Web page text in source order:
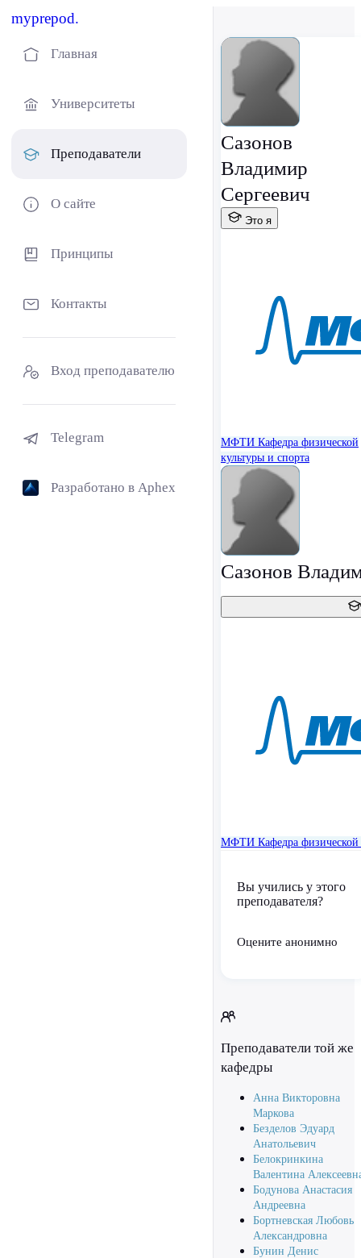
myprepod.
Главная
Университеты
Преподаватели
О сайте
Принципы
Контакты
Вход преподавателю
Telegram
Разработано в Aphex
Сазонов
Владимир
Сергеевич
Это я
МФТИ Кафедра физической
культуры и спорта
Сазонов
МФТИ Кафедра физической
Вы учились у этого
преподавателя?
Оцените анонимно
Преподаватели той же
кафедры
Анна Викторовна
Маркова
Безделов Эдуард
Анатольевич
Белокринкина
Валентина
Бодунова Анастасия
Андреевна
Бортневская Любовь
Александровна
Бунин Денис